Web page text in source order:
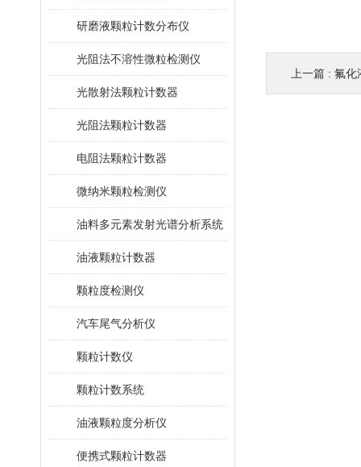
研磨液颗粒计数分布仪
光阻法不溶性微粒检测仪
光散射法颗粒计数器
光阻法颗粒计数器
电阻法颗粒计数器
微纳米颗粒检测仪
油料多元素发射光谱分析系统
油液颗粒计数器
颗粒度检测仪
汽车尾气分析仪
颗粒计数仪
颗粒计数系统
油液颗粒度分析仪
便携式颗粒计数器
上一篇 : 氟化